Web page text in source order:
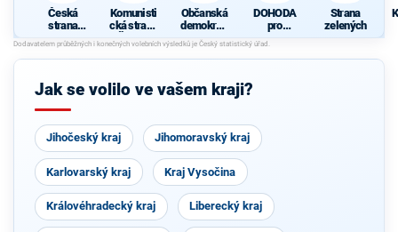
Česká
strana
sociálně
demokrati
cká
Komunisti
cká strana
Čech a
Moravy
Občanská
demokrati
cká strana
DOHODA
pro
Vysočinu
Strana
zelených
Jak se volilo ve vašem kraji?
Jihočeský kraj Jihomoravský kraj
Karlovarský kraj Kraj Vysočina
Královéhradecký kraj Liberecký kraj